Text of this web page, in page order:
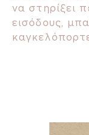
να στηρίξει
εισόδους,